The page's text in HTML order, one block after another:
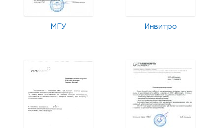
МГУ Инвитро